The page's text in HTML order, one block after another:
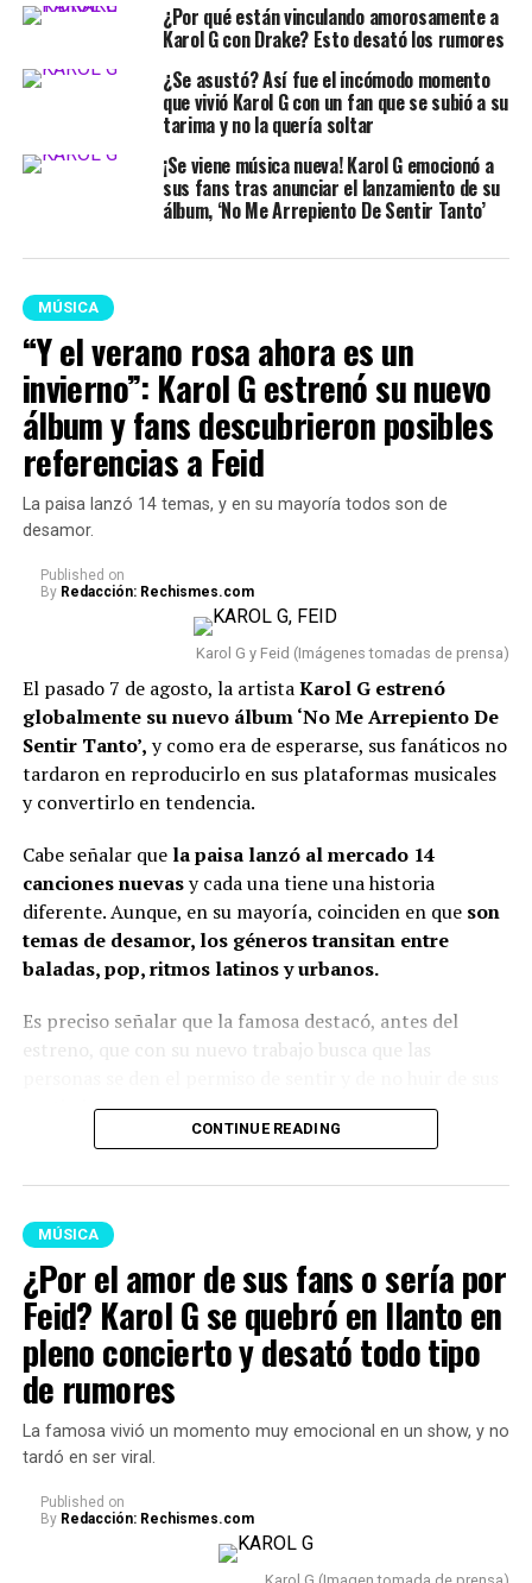
¿Por qué están vinculando amorosamente a
Karol G con Drake? Esto desató los rumores
¿Se asustó? Así fue el incómodo momento
que vivió Karol G con un fan que se subió a su
tarima y no la quería soltar
¡Se viene música nueva! Karol G emocionó a
sus fans tras anunciar el lanzamiento de su
álbum, ‘No Me Arrepiento De Sentir Tanto’
MÚSICA
“Y el verano rosa ahora es un
invierno”: Karol G estrenó su nuevo
álbum y fans descubrieron posibles
referencias a Feid
La paisa lanzó 14 temas, y en su mayoría todos son de
desamor.
Published on
By Redacción: Rechismes.com
Karol G y Feid (Imágenes tomadas de prensa)
El pasado 7 de agosto, la artistaKarol G estrenó
globalmente su nuevo álbum ‘No Me Arrepiento De
Sentir Tanto’, y como era de esperarse, sus fanáticos no
tardaron en reproducirlo en sus plataformas musicales
y convertirlo en tendencia.
Cabe señalar que la paisa lanzó al mercado 14
canciones nuevasy cada una tiene una historia
diferente. Aunque, en su mayoría, coinciden en que son
temas de desamor, los géneros transitan entre
baladas, pop, ritmos latinos y urbanos.
Es preciso señalar que la famosa destacó, antes del
estreno, que con su nuevo trabajo busca que las
sentimientos.
Lee también: ¡Por supuestos privilegios! Epa
Colombia fue trasladada a cárcel de Ibagué por
orden de Abelardo De La Espriella
Por otro lado, es importante señalar que hubo tres
canciones que causaron gran sorpresa, pues son
colaboraciones con grandes artistas internacionales.
Está ‘Ahí’, un featuring con Drake; ‘Still’, con Bruno
Mars; y ‘Bby Wow’, con Judeline.
Estos temas han
acaparado toda la atención de los fans de ‘La Bichota’.
CONTINUE READING
MÚSICA
¿Por el amor de sus fans o sería por
Feid? Karol G se quebró en llanto en
pleno concierto y desató todo tipo
de rumores
La famosa vivió un momento muy emocional en un show, y no
tardó en ser viral.
Published on
By Redacción: Rechismes.com